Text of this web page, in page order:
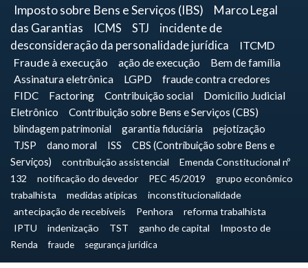
Imposto sobre Bens e Serviços (IBS)
Marco Legal
das Garantias
ICMS STJ
incidente de
desconsideração da personalidade jurídica
ITCMD
Fraude à execução
ação de execução
Bem de família
Assinatura eletrônica
LGPD fraude contra credores
FIDC Factoring Contribuição social
Domicílio Judicial
Eletrônico
Contribuição sobre Bens e Serviços (CBS)
blindagem patrimonial
garantia fiduciária
pejotização
TJSP
dano moral ISS
CBS (Contribuição sobre Bens e
Serviços)
contribuição assistencial
Emenda Constitucional nº
132
notificação do devedor PEC 45/2019
grupo econômico
trabalhista
medidas atípicas
inconstitucionalidade
antecipação de recebíveis
Penhora
reforma trabalhista
IPTU
indenização TST ganho de capital
Imposto de
Renda
fraude segurança jurídica